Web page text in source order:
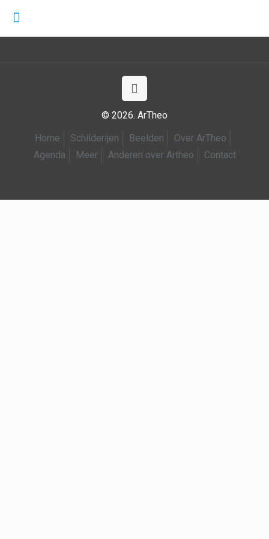
© 2026. ArTheo
Home
Schilderijen Beelden
Over ArTheo
Agenda
Meer Anderen over Artheo Contact